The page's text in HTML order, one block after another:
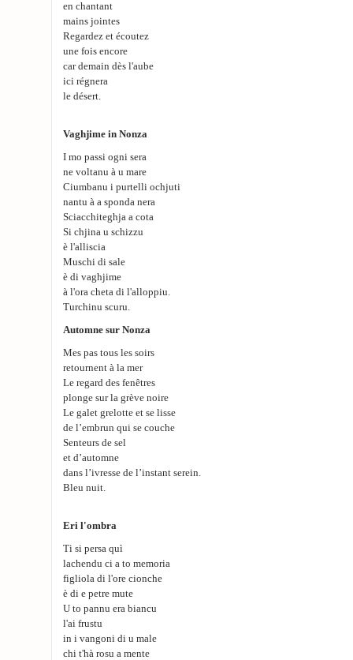
en chantant
mains jointes
Regardez et écoutez
une fois encore
car demain dès l'aube
ici régnera
le désert.
Vaghjime in Nonza
I mo passi ogni sera
ne voltanu à u mare
Ciumbanu i purtelli ochjuti
nantu à a sponda nera
Sciacchiteghja a cota
Si chjina u schizzu
è l'alliscia
Muschi di sale
è di vaghjime
à l'ora cheta di l'alloppiu.
Turchinu scuru.
Automne sur Nonza
Mes pas tous les soirs
retournent à la mer
Le regard des fenêtres
plonge sur la grève noire
Le galet grelotte et se lisse
de l’embrun qui se couche
Senteurs de sel
et d’automne
dans l’ivresse de l’instant serein.
Bleu nuit.
Eri l'ombra
Ti si persa quì
lachendu ci a to memoria
figliola di l'ore cionche
è di e petre mute
U to pannu era biancu
l'ai frustu
in i vangoni di u male
chi t'hà rosu a mente